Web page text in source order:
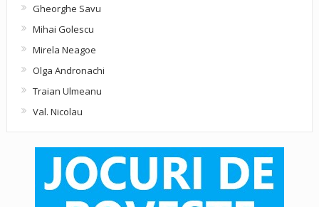
Gheorghe Savu
Mihai Golescu
Mirela Neagoe
Olga Andronachi
Traian Ulmeanu
Val. Nicolau